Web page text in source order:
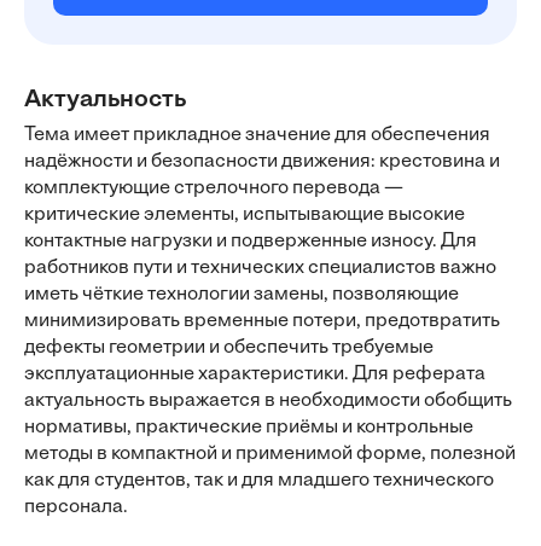
Актуальность
Тема имеет прикладное значение для обеспечения
надёжности и безопасности движения: крестовина и
комплектующие стрелочного перевода —
критические элементы, испытывающие высокие
контактные нагрузки и подверженные износу. Для
работников пути и технических специалистов важно
иметь чёткие технологии замены, позволяющие
минимизировать временные потери, предотвратить
дефекты геометрии и обеспечить требуемые
эксплуатационные характеристики. Для реферата
актуальность выражается в необходимости обобщить
нормативы, практические приёмы и контрольные
методы в компактной и применимой форме, полезной
как для студентов, так и для младшего технического
персонала.